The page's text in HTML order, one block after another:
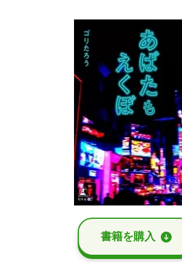
書籍を購⼊